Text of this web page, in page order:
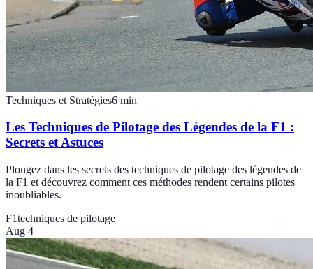
Techniques et Stratégies6 min
Les Techniques de Pilotage des Légendes de la F1 :
Secrets et Astuces
Plongez dans les secrets des techniques de pilotage des légendes de
la F1 et découvrez comment ces méthodes rendent certains pilotes
inoubliables.
F1techniques de pilotage
Aug 4